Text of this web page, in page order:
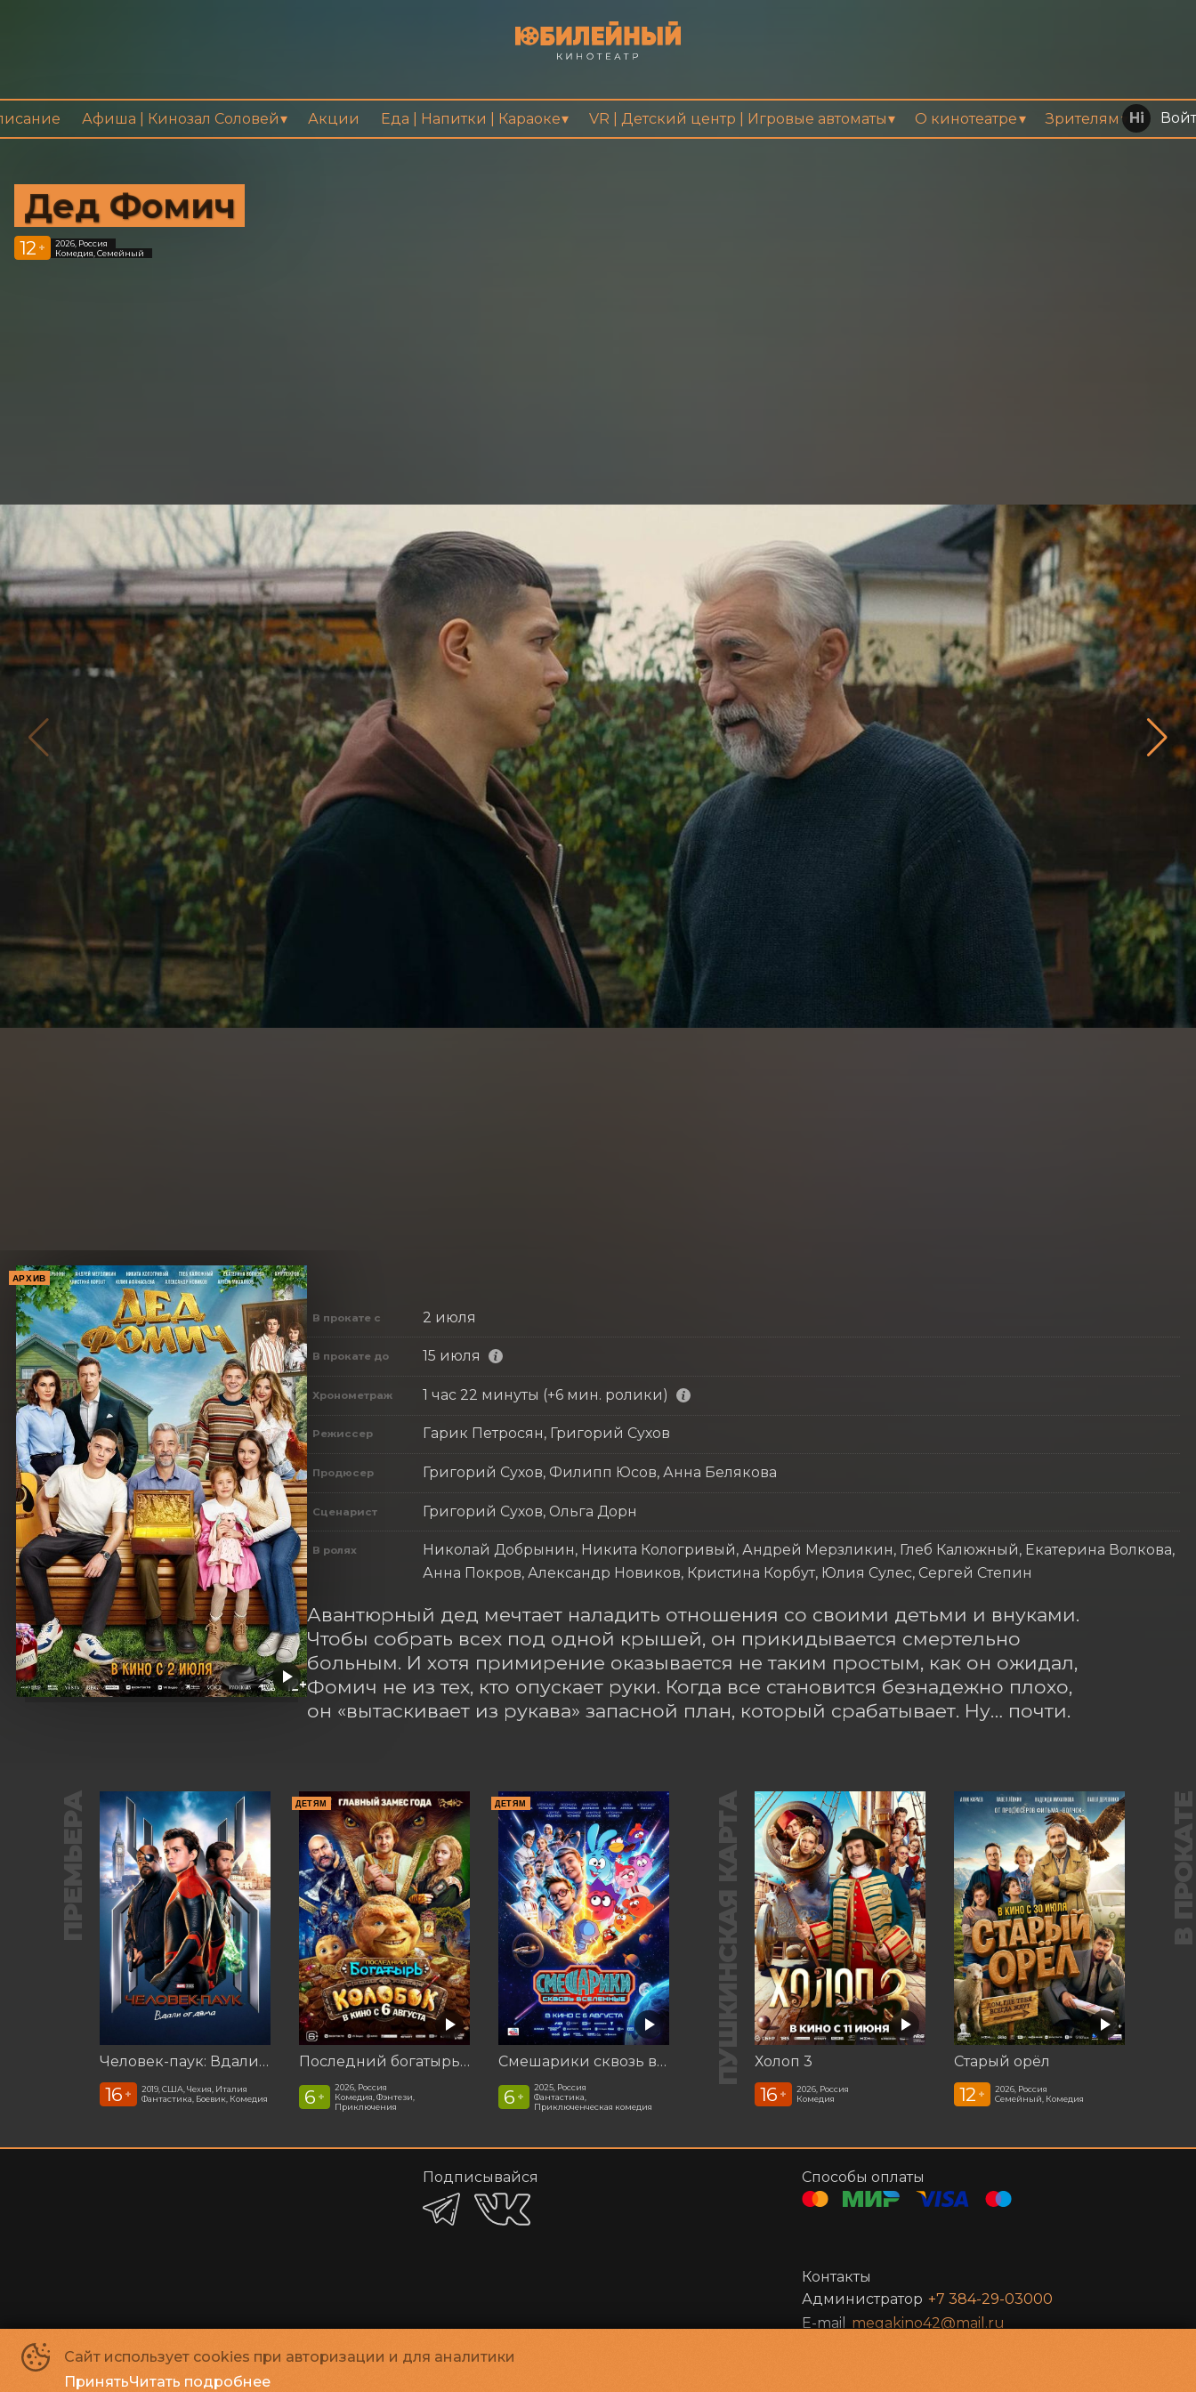
Афиша | Кинозал Соловей Акции Еда | Напитки | Караоке VR | Детский центр | Игровые автоматы О кинотеатре Зрителям
Дед Фомич
12 +
2026, Россия
Комедия, Семейный
АРХИВ
В прокате с 2 июля
В прокате до 15 июля
Хронометраж 1 час 22 минуты (+6 мин. ролики)
Режиссер Гарик Петросян, Григорий Сухов
Продюсер Григорий Сухов, Филипп Юсов, Анна Белякова
Сценарист Григорий Сухов, Ольга Дорн
В ролях
Николай Добрынин, Никита Кологривый, Андрей Мерзликин, Глеб Калюжный, Екатерина Волкова,
Анна Покров, Александр Новиков, Кристина Корбут, Юлия Сулес, Сергей Степин
Авантюрный дед мечтает наладить отношения со своими детьми и внуками.
Чтобы собрать всех под одной крышей, он прикидывается смертельно
больным. И хотя примирение оказывается не таким простым, как он ожидал,
Фомич не из тех, кто опускает руки. Когда все становится безнадежно плохо,
он «вытаскивает из рукава» запасной план, который срабатывает. Ну… почти.
ПРЕМЬЕРА
Человек-паук: Вдали от дома (2019)
16 +
2019, США, Чехия, Италия
Фантастика, Боевик, Комедия
ДЕТЯМ
Последний богатырь. Колобок
6 +
2026, Россия
Комедия, Фэнтези,
Приключения
ДЕТЯМ
Смешарики сквозь вселенные
6 +
2025, Россия
Фантастика,
Приключенческая комедия
ПУШКИНСКАЯ КАРТА Холоп 3
16 +
2026, Россия
Комедия
Старый орёл
12 +
2026, Россия
Семейный, Комедия
В
Сайт использует cookies при авторизации и для аналитики
ПринятьЧитать подробнее
Подписывайся Способы оплаты
Контакты
Администратор +7 384-29-03000
E-mail megakino42@mail.ru